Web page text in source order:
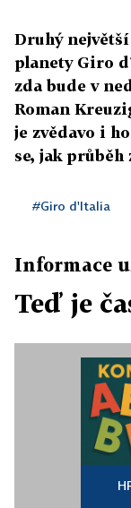
Druhý
planety Giro
zda bude v
Roman
je zvědavo i
se, jak
#Giro d'Italia
Informace
Teď je